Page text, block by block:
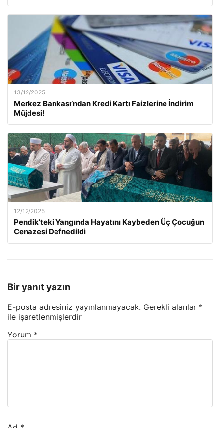
13/12/2025
Merkez Bankası’ndan Kredi Kartı Faizlerine İndirim
Müjdesi!
12/12/2025
Pendik’teki Yangında Hayatını Kaybeden Üç Çocuğun
Cenazesi Defnedildi
Bir yanıt yazın
E-posta adresiniz yayınlanmayacak. Gerekli alanlar *
ile işaretlenmişlerdir
Yorum *